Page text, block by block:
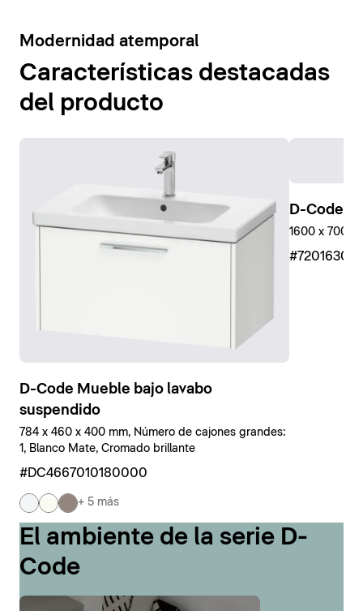
10
Modernidad atemporal
Características destacadas
del producto
D-Code Mueble bajo lavabo
suspendido
784 x 460 x 400 mm, Número de cajones grandes:
1, Blanco Mate, Cromado brillante
#DC4667010180000
+ 5 más
D-Code
1600 x 700
El ambiente de la serie D-
Code